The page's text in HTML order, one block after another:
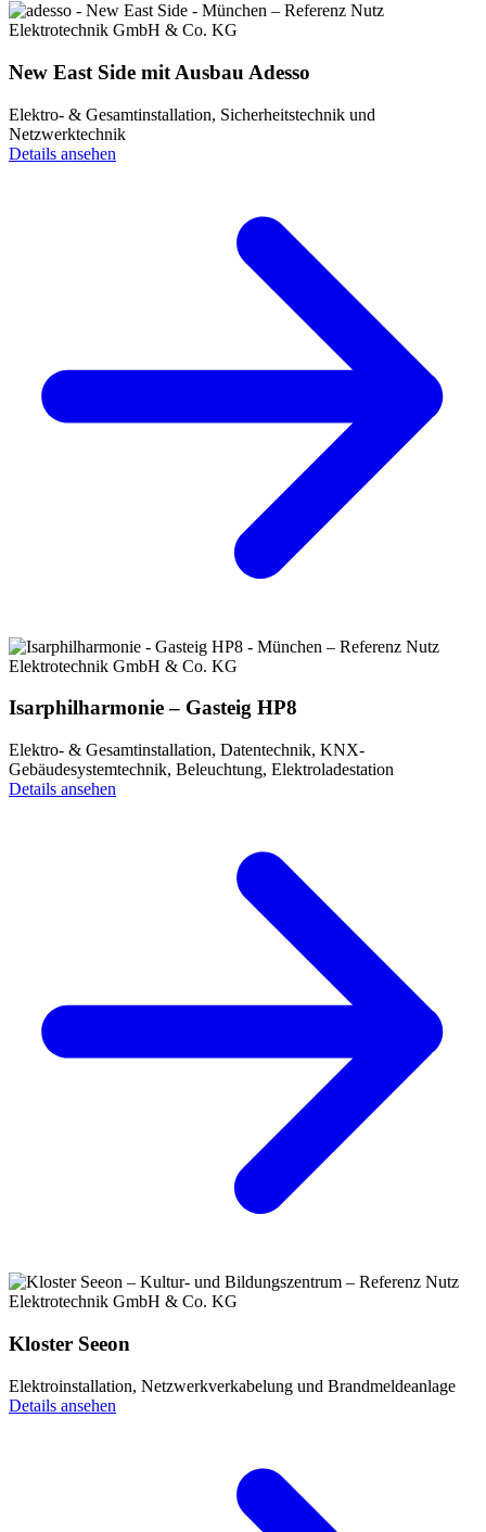
New East Side mit Ausbau Adesso
Elektro- & Gesamtinstallation, Sicherheitstechnik und
Netzwerktechnik
Details ansehen
Isarphilharmonie – Gasteig HP8
Elektro- & Gesamtinstallation, Datentechnik, KNX-
Gebäudesystemtechnik, Beleuchtung, Elektroladestation
Details ansehen
Kloster Seeon
Elektroinstallation, Netzwerkverkabelung und Brandmeldeanlage
Details ansehen